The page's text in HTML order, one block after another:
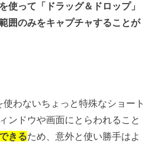
使って「ドラッグ＆ドロップ」
囲のみをキャプチャすることが
使わないちょっと特殊なショート
ンドウや画面にとらわれること
きるため、意外と使い勝手はよ